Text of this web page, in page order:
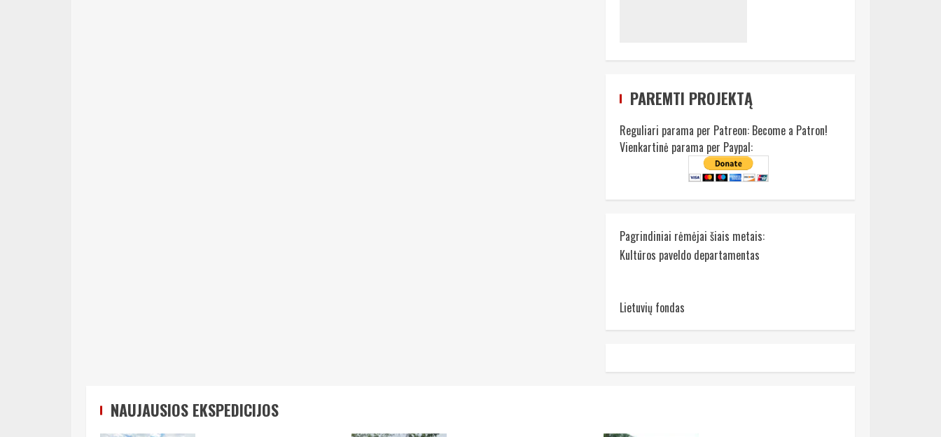
PAREMTI PROJEKTĄ
Reguliari parama per Patreon: Become a Patron!
Vienkartinė parama per Paypal:
Pagrindiniai rėmėjai šiais metais:
Kultūros paveldo departamentas
Lietuvių fondas
NAUJAUSIOS EKSPEDICIJOS